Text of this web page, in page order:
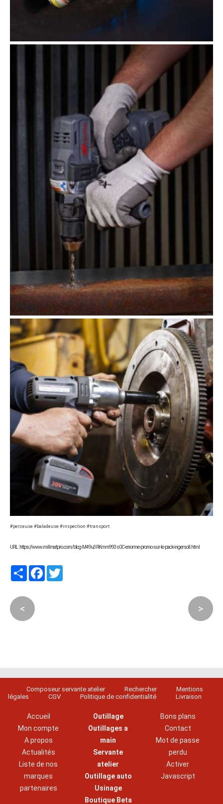
#perceuse #baladeuse #inspection #transport
URL : https://www.millmatpro.com/blog-M49u3RKmm993s0C-enorme-promo-sur-le-pack-ingersoll.html
PartagerFacebook
< >
Composeur servante atelier Rechercher
Mentions
légales
CGV Politique de confidentialité Livraison
Accueil
Mon compte
A propos
Actualités
Liste de nos
marques
partenaires
Outillage
Outillages a
main
Servante
atelier
Outillage auto
Usinage
Boutique Beta
Bons plans
Contact
Mot de passe
perdu
Activer
Javascript